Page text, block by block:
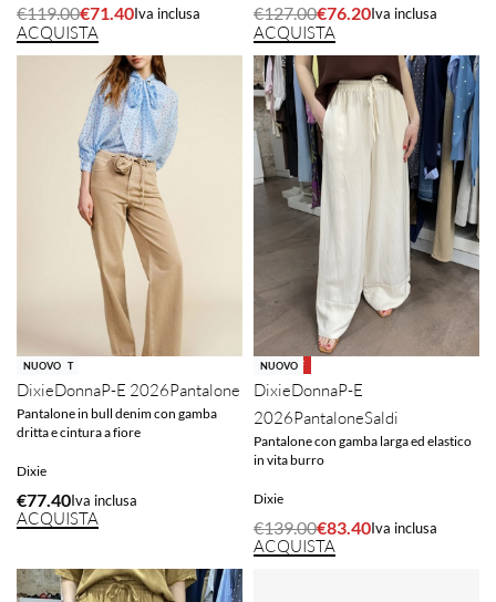
€119.00€71.40Iva inclusa
ACQUISTA
€127.00€76.20Iva inclusa
ACQUISTA
SOLD OUT
NUOVO
DixieDonnaP-E 2026Pantalone
Pantalone in bull denim con gamba
dritta e cintura a fiore
Dixie
€77.40Iva inclusa
ACQUISTA
-40% OFF
NUOVO
DixieDonnaP-E
2026PantaloneSaldi
Pantalone con gamba larga ed elastico
in vita burro
Dixie
€139.00€83.40Iva inclusa
ACQUISTA